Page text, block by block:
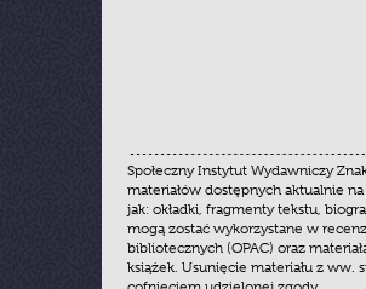
Społeczny Instytut Wydawniczy
materiałów dostępnych aktualnie
jak: okładki, fragmenty tekstu,
mogą zostać wykorzystane w
bibliotecznych (OPAC) oraz
książek. Usunięcie materiału z